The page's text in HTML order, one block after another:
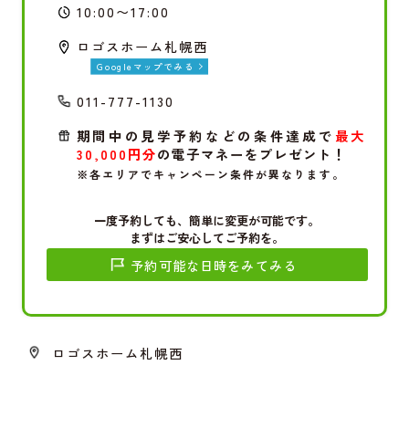
10:00〜17:00
ロゴスホーム札幌西
Googleマップでみる
011-777-1130
期間中の見学予約などの条件達成で最大
30,000円分の電子マネーをプレゼント！
※各エリアでキャンペーン条件が異なります。
一度予約しても、簡単に変更が可能です。
まずはご安心してご予約を。
予約可能な日時をみてみる
ロゴスホーム札幌西